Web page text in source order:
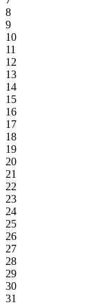
8
9
10
11
12
13
14
15
16
17
18
19
20
21
22
23
24
25
26
27
28
29
30
31